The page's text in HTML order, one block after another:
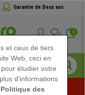
Garantie de Deux ans
0
et ceux de tiers
Web, ceci en
étudier votre
d'informations
Politique des